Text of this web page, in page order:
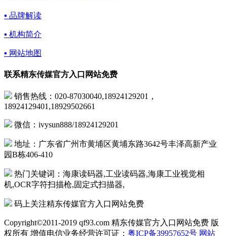
▪ 品牌解读
▪ 机构简介
▪ 网站地图
联系精东传媒官方入口网站免费
销售热线：020-87030040,18924129201，
18924129401,18929502661
微信：ivysun888/18924129201
地址：广东省广州市黄埔区黄埔东路3642号丰泽高新产业
园B栋406-410
热门关键词：海康读码器,工业读码器,海康工业视觉相
机,OCR字符扫描枪,固定式扫描器,
码上关注精东传媒官方入口网站免费
Copyright©2011-2019 qf93.com 精东传媒官方入口网站免费 版
权所有 增值电信业务经营许可证： 粤ICP备39957652号 网站